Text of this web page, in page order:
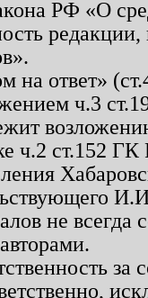
РФ «О
на ответ»
ч.3
ч.2 ст.152
не